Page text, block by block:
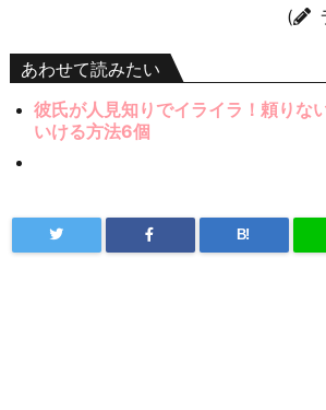
(
あわせて読みたい
彼氏が人見知りでイライラ！頼りな
いける方法6個
B!